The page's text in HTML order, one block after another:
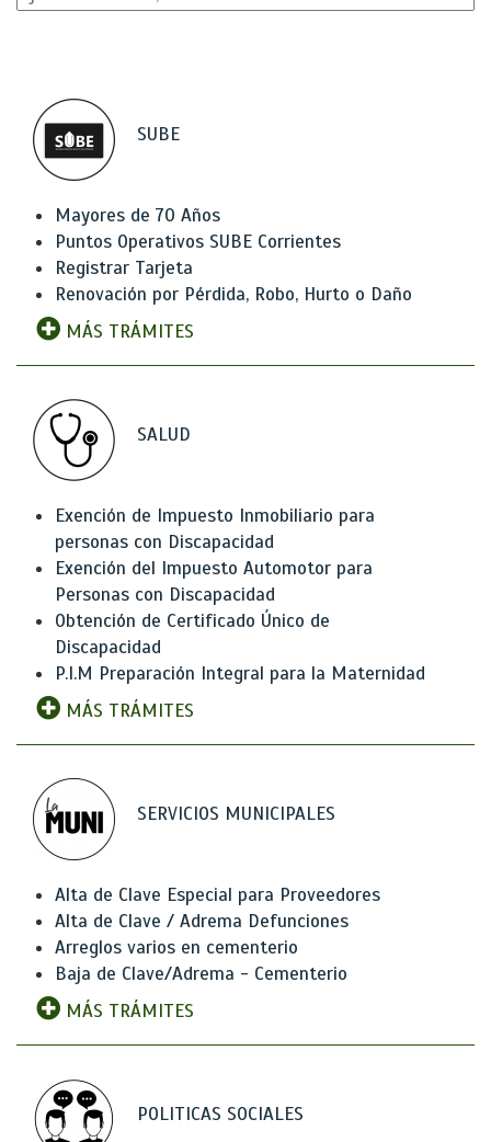
SUBE
Mayores de 70 Años
Puntos Operativos SUBE Corrientes
Registrar Tarjeta
Renovación por Pérdida, Robo, Hurto o Daño
MÁS TRÁMITES
SALUD
Exención de Impuesto Inmobiliario para
personas con Discapacidad
Exención del Impuesto Automotor para
Personas con Discapacidad
Obtención de Certificado Único de
Discapacidad
P.I.M Preparación Integral para la Maternidad
MÁS TRÁMITES
SERVICIOS MUNICIPALES
Alta de Clave Especial para Proveedores
Alta de Clave / Adrema Defunciones
Arreglos varios en cementerio
Baja de Clave/Adrema - Cementerio
MÁS TRÁMITES
POLITICAS SOCIALES